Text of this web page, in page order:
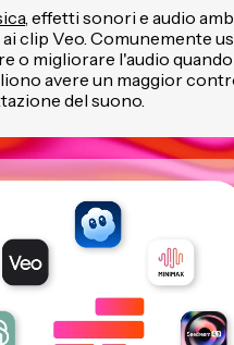
, effetti sonori e audio
clip Veo. Comunemente
o migliorare l'audio quando
avere un maggior
del suono.